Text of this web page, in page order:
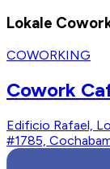
Lokale
COWORKING
Cowork
Edificio Rafael,
#1785,